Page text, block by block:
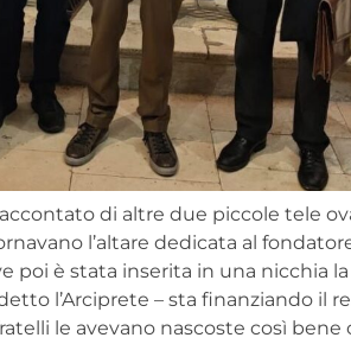
di altre due piccole tele
l’altare dedicata al
poi è stata inserita in una nicchia la
l’Arciprete – sta finanziando il
le avevano nascoste così